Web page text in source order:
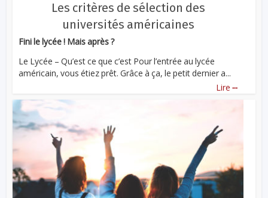
Les critères de sélection des
universités américaines
Fini le lycée ! Mais après ?
Le Lycée – Qu’est ce que c’est Pour l’entrée au lycée
américain, vous étiez prêt. Grâce à ça, le petit dernier a...
Lire ...